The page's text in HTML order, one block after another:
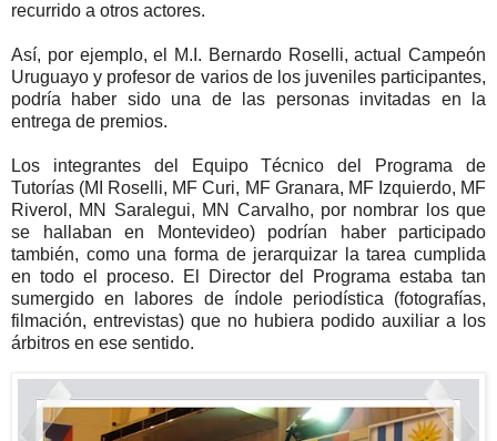
recurrido a otros actores.
Así, por ejemplo, el M.I. Bernardo Roselli, actual Campeón
Uruguayo y profesor de varios de los juveniles participantes,
podría haber sido una de las personas invitadas en la
entrega de premios.
Los integrantes del Equipo Técnico del Programa de
Tutorías (MI Roselli, MF Curi, MF Granara, MF Izquierdo, MF
Riverol, MN Saralegui, MN Carvalho, por nombrar los que
se hallaban en Montevideo) podrían haber participado
también, como una forma de jerarquizar la tarea cumplida
en todo el proceso. El Director del Programa estaba tan
sumergido en labores de índole periodística (fotografías,
filmación, entrevistas) que no hubiera podido auxiliar a los
árbitros en ese sentido.